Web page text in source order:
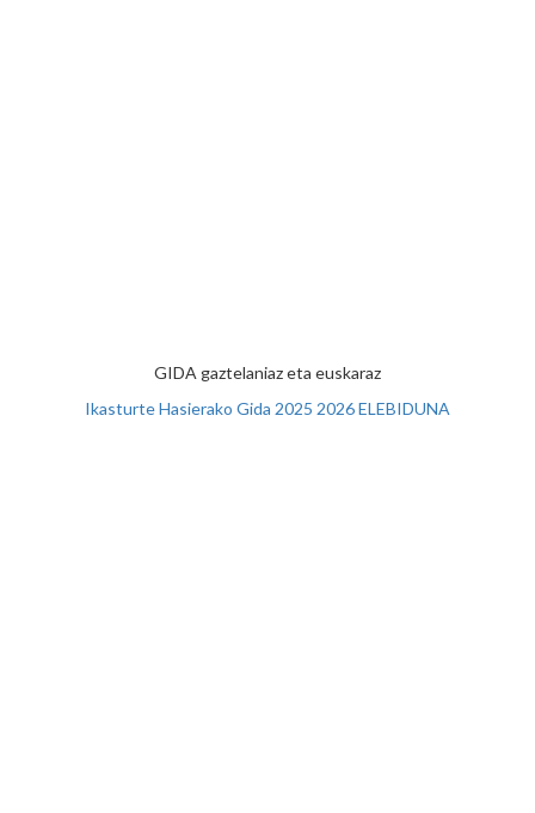
GIDA gaztelaniaz eta euskaraz
Ikasturte Hasierako Gida 2025 2026 ELEBIDUNA